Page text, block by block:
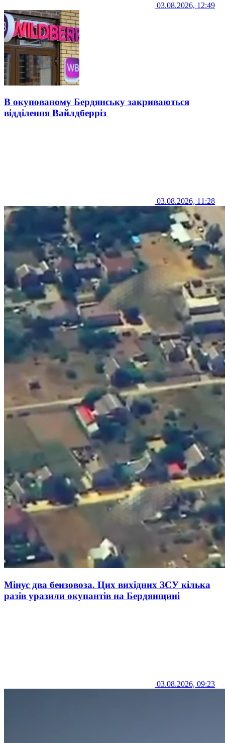
03.08.2026, 12:49
В окупованому Бердянську закриваються
відділення Вайлдберріз
03.08.2026, 11:28
Мінус два бензовоза. Цих вихідних ЗСУ кілька
разів уразили окупантів на Бердянщині
03.08.2026, 09:23